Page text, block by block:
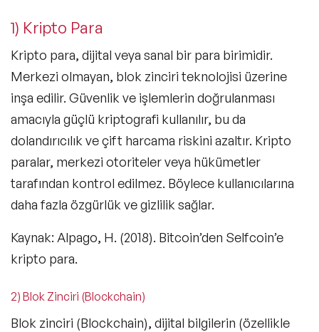
1) Kripto Para
Kripto para, dijital veya sanal bir para birimidir.
Merkezi olmayan, blok zinciri teknolojisi üzerine
inşa edilir. Güvenlik ve işlemlerin doğrulanması
amacıyla güçlü kriptografi kullanılır, bu da
dolandırıcılık ve çift harcama riskini azaltır. Kripto
paralar, merkezi otoriteler veya hükümetler
tarafından kontrol edilmez. Böylece kullanıcılarına
daha fazla özgürlük ve gizlilik sağlar.
Kaynak: Alpago, H. (2018). Bitcoin’den Selfcoin’e
kripto para.
2) Blok Zinciri (Blockchain)
Blok zinciri (Blockchain), dijital bilgilerin (özellikle